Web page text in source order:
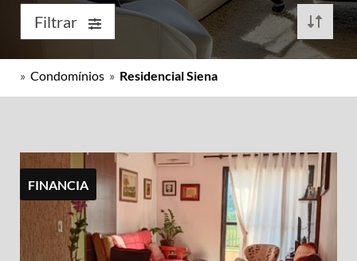
Filtrar
» Condomínios » Residencial Siena
FINANCIA